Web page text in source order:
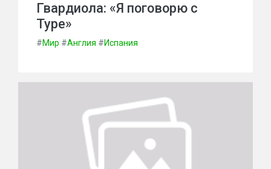
Гвардиола: «Я поговорю с
Туре»
#Мир #Англия #Испания